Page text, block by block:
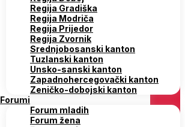
Regija Gradiška
Regija Modriča
Regija Prijedor
Regija Zvornik
Srednjobosanski kanton
Tuzlanski kanton
Unsko-sanski kanton
Zapadnohercegovački kanton
Zeničko-dobojski kanton
Forumi
Forum mladih
Forum žena